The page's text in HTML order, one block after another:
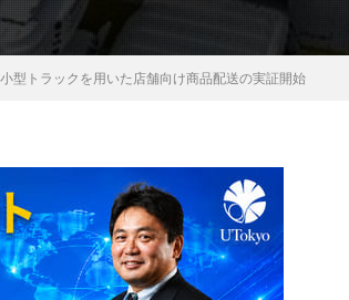
型トラックを用いた店舗向け商品配送の実証開始